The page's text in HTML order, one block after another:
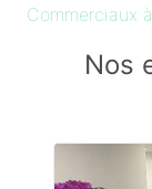
Commerciaux
Nos